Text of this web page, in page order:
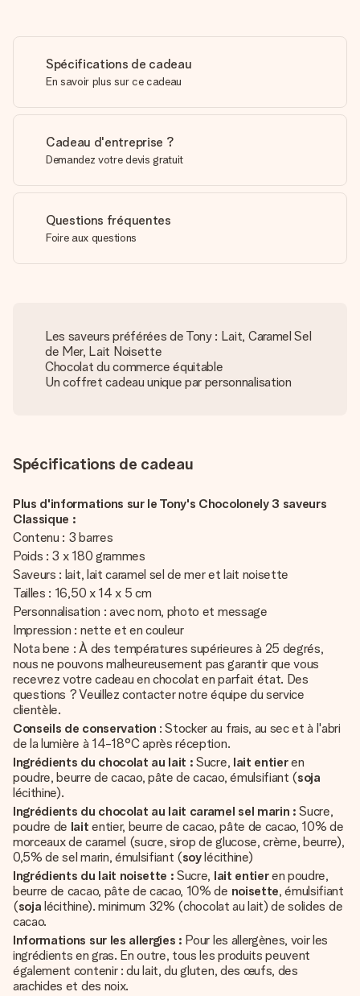
Spécifications de cadeau
En savoir plus sur ce cadeau
Cadeau d'entreprise ?
Demandez votre devis gratuit
Questions fréquentes
Foire aux questions
Les saveurs préférées de Tony : Lait, Caramel Sel
de Mer, Lait Noisette
Chocolat du commerce équitable
Un coffret cadeau unique par personnalisation
Spécifications de cadeau
Plus d'informations sur le Tony's Chocolonely 3 saveurs
Classique :
Contenu : 3 barres
Poids : 3 x 180 grammes
Saveurs : lait, lait caramel sel de mer et lait noisette
Tailles : 16,50 x 14 x 5 cm
Personnalisation : avec nom, photo et message
Impression : nette et en couleur
Nota bene : À des températures supérieures à 25 degrés,
nous ne pouvons malheureusement pas garantir que vous
recevrez votre cadeau en chocolat en parfait état. Des
questions ? Veuillez contacter notre équipe du service
clientèle.
Conseils de conservation : Stocker au frais, au sec et à l'abri
de la lumière à 14-18°C après réception.
Ingrédients du chocolat au lait :Sucre, lait entieren
poudre, beurre de cacao, pâte de cacao, émulsifiant (soja
lécithine).
Ingrédients du chocolat au lait caramel sel marin :Sucre,
poudre de laitentier, beurre de cacao, pâte de cacao, 10% de
morceaux de caramel (sucre, sirop de glucose, crème, beurre),
0,5% de sel marin, émulsifiant (soylécithine)
Ingrédients du lait noisette : Sucre, lait entieren poudre,
beurre de cacao, pâte de cacao, 10% de noisette, émulsifiant
(soja lécithine). minimum 32% (chocolat au lait) de solides de
cacao.
Informations sur les allergies : Pour les allergènes, voir les
ingrédients en gras. En outre, tous les produits peuvent
également contenir : du lait, du gluten, des œufs, des
arachides et des noix.